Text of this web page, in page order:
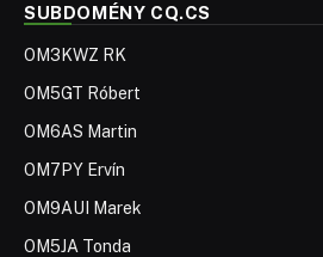
SUBDOMÉNY CQ.CS
OM3KWZ RK
OM5GT Róbert
OM6AS Martin
OM7PY Ervín
OM9AUI Marek
OM5JA Tonda